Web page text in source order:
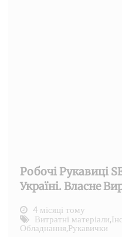
Робочі Рукавиці
Україні. Власне
4 місяці тому
Витратні матеріали,
Обладнання,Рукавички